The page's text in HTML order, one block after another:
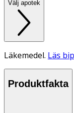
Välj apotek
Läkemedel. Läs
Produktfakta